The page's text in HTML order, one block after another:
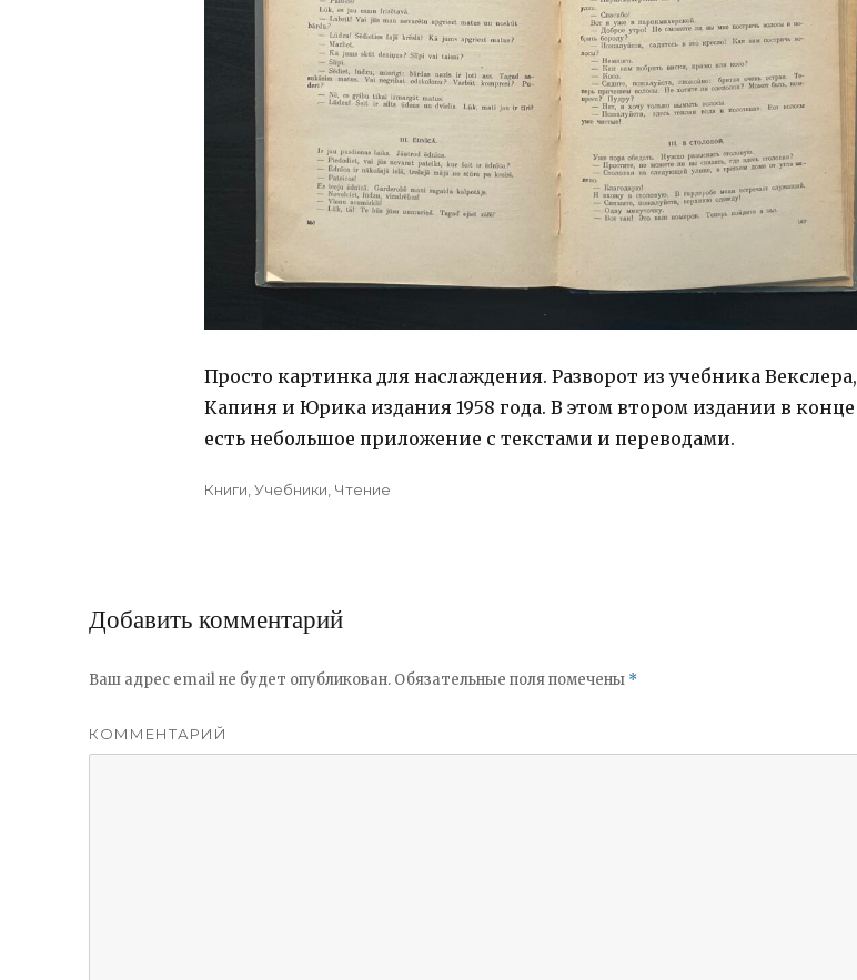
Просто картинка для наслаждения. Разворот из учебника Векслера,
Капиня и Юрика издания 1958 года. В этом втором издании в конце
есть небольшое приложение с текстами и переводами.
Posted
Categories
Книги Учебники Чтение
Добавить комментарий
Ваш адрес email не будет опубликован. Обязательные поля помечены *
КОММЕНТАРИЙ